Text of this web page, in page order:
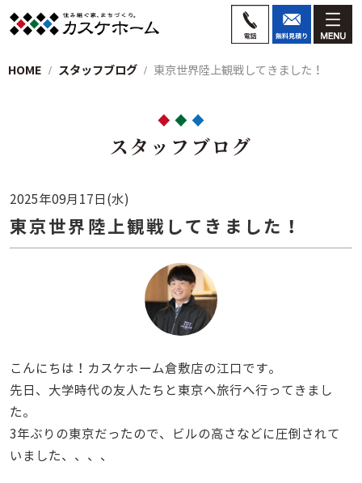
HOME スタッフブログ 東京世界陸上観戦してきました！
スタッフブログ
2025年09月17日(水)
東京世界陸上観戦してきました！
こんにちは！カスケホーム倉敷店の江口です。
先日、大学時代の友人たちと東京へ旅行へ行ってきまし
た。
3年ぶりの東京だったので、ビルの高さなどに圧倒されて
いました、、、、